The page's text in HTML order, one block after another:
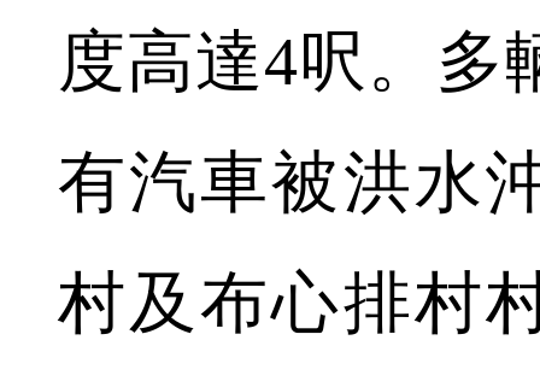
度高達4呎。多
有汽車被洪水
村及布心排村